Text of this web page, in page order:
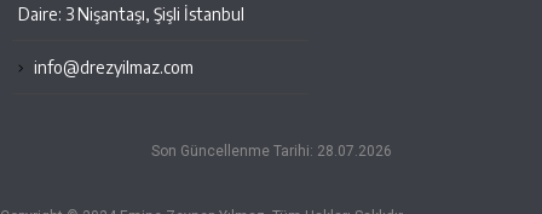
Daire: 3 Nişantaşı, Şişli İstanbul
info@drezyilmaz.com
Son Güncellenme Tarihi: 28.07.2026